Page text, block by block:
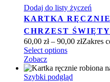
Dodaj do listy życzeń
KARTKA
CHRZEST
60,00 zł – 90,00 złZakres
Select options
Zobacz
Szybki podgląd